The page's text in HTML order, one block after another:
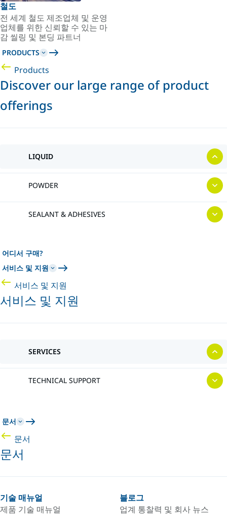
철도
전 세계 철도 제조업체 및 운영
업체를 위한 신뢰할 수 있는 마
감 씰링 및 본딩 파트너
PRODUCTS
Products
Discover our large range of product
offerings
LIQUID
POWDER
SEALANT & ADHESIVES
어디서 구매?
서비스 및 지원
서비스 및 지원
서비스 및 지원
SERVICES
TECHNICAL SUPPORT
문서
문서
문서
기술 매뉴얼
제품 기술 매뉴얼
블로그
업계 통찰력 및 회사 뉴스